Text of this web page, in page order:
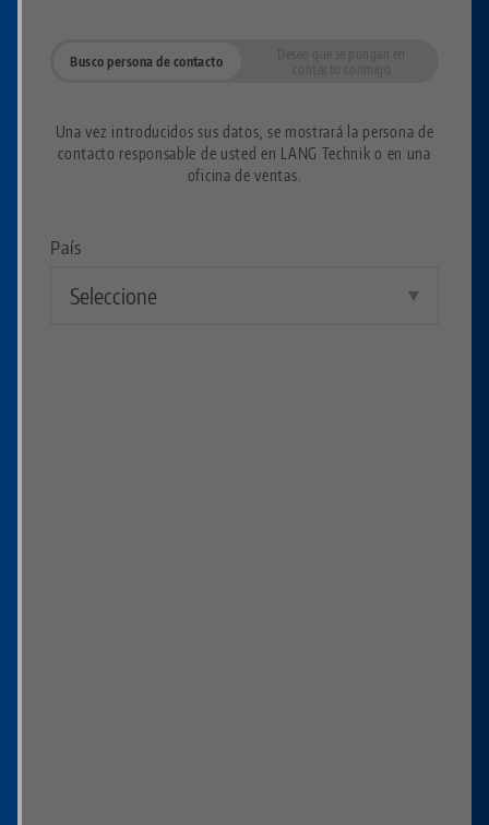
Busco persona de contacto
Deseo que se pongan en
contacto conmigo
Una vez introducidos sus datos, se mostrará la persona de
contacto responsable de usted en LANG Technik o en una
oficina de ventas.
País